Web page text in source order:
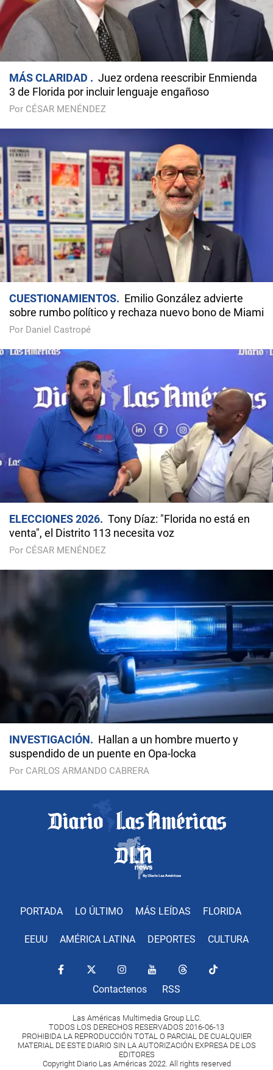
MÁS CLARIDAD
Juez ordena reescribir Enmienda
3 de Florida por incluir lenguaje engañoso
Por CÉSAR MENÉNDEZ
CUESTIONAMIENTOS
Emilio González advierte
sobre rumbo político y rechaza nuevo bono de Miami
Por Daniel Castropé
ELECCIONES 2026
Tony Díaz: "Florida no está en
venta", el Distrito 113 necesita voz
Por CÉSAR MENÉNDEZ
INVESTIGACIÓN
Hallan a un hombre muerto y
suspendido de un puente en Opa-locka
Por CARLOS ARMANDO CABRERA
PORTADA LO ÚLTIMO MÁS LEÍDAS FLORIDA
EEUU AMÉRICA LATINA DEPORTES CULTURA
Contactenos RSS
Las Américas Multimedia Group LLC.
TODOS LOS DERECHOS RESERVADOS 2016-06-13
PROHIBIDA LA REPRODUCCIÓN TOTAL O PARCIAL DE CUALQUIER
MATERIAL DE ESTE DIARIO SIN LA AUTORIZACIÓN EXPRESA DE LOS
EDITORES
Copyright Diario Las Américas 2022. All rights reserved